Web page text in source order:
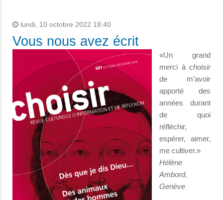
lundi, 10 octobre 2022 18:40
Vous nous avez écrit
«Un grand
merci à choisir
de m’avoir
apporté des
années durant
de quoi
réfléchir,
espérer, aimer,
me cultiver.»
Hélène
Ambord,
Genève